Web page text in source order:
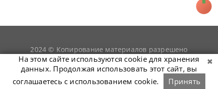
2024 © Копирование материалов разрешено
только при условии гиперссылки наsnookerist.ru
На этом сайте используются cookie для хранения
данных. Продолжая использовать этот сайт, вы
соглашаетесь с использованием cookie.
Принять